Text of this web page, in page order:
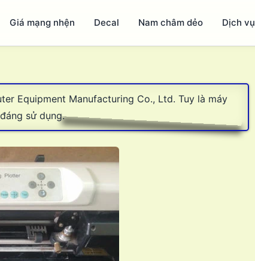
Giá mạng nhện Decal Nam châm dẻo Dịch vụ
Equipment Manufacturing Co., Ltd. Tuy là máy
sử dụng.